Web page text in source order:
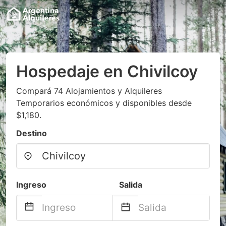
Hospedaje en Chivilcoy
Compará 74 Alojamientos y Alquileres
Temporarios económicos y disponibles desde
$1,180.
Destino
Ingreso Salida